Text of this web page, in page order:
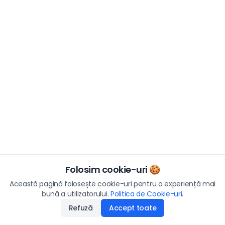
Folosim cookie-uri 🍪
Această pagină folosește cookie-uri pentru o experiență mai
bună a utilizatorului. Politica de Cookie-uri.
Refuză
Accept toate